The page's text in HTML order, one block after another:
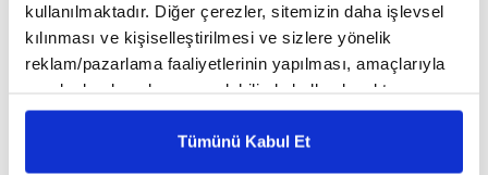
kullanılmaktadır. Diğer çerezler, sitemizin daha işlevsel
kılınması ve kişiselleştirilmesi ve sizlere yönelik
reklam/pazarlama faaliyetlerinin yapılması, amaçlarıyla
sınırlı olarak açık rızanız dahilinde kullanılacaktır.
Çerezlere ilişkin tercihlerinizi çerez paneli vasıtasıyla
belirleyebilirsiniz. Çerezlere ilişkin detaylı bilgi için
Ayarlar butonuna tıklayabilir,
Tümünü Kabul Et
Do you own this website? OK